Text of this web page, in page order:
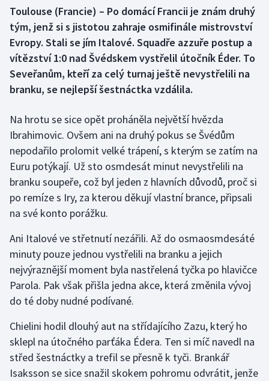
Curling
Dostihy
Florbal
Futsal
Golf
Gymnastika
Házená
Judo
Krasobruslení
Lyže a snowboard
Moderní pětiboj
Toulouse (Francie) – Po domácí Francii je znám druhý
tým, jenž si s jistotou zahraje osmifinále mistrovství
Evropy. Stali se jím Italové. Squadře azzuře postup a
vítězství 1:0 nad Švédskem vystřelil útočník Éder. To
Seveřanům, kteří za celý turnaj ještě nevystřelili na
branku, se nejlepší šestnáctka vzdálila.
Na hrotu se sice opět proháněla největší hvězda
Ibrahimovic. Ovšem ani na druhý pokus se Švédům
nepodařilo prolomit velké trápení, s kterým se zatím na
Euru potýkají. Už sto osmdesát minut nevystřelili na
branku soupeře, což byl jeden z hlavních důvodů, proč si
po remíze s Iry, za kterou děkují vlastní brance, připsali
na své konto porážku.
Ani Italové ve střetnutí nezářili. Až do osmaosmdesáté
minuty pouze jednou vystřelili na branku a jejich
nejvýraznější moment byla nastřelená tyčka po hlavičce
Parola. Pak však přišla jedna akce, která změnila vývoj
do té doby nudné podívané.
Chielini hodil dlouhý aut na střídajícího Zazu, který ho
sklepl na útočného parťáka Édera. Ten si míč navedl na
střed šestnáctky a trefil se přesně k tyči. Brankář
Isaksson se sice snažil skokem pohromu odvrátit, jenže